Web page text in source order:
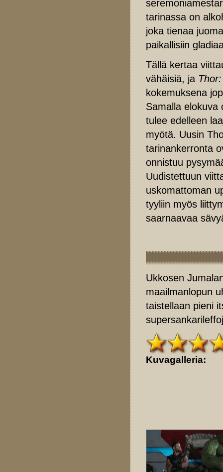
tarinassa on
joka tienaa
paikallisiin
Tällä kertaa
vähäisiä, ja
kokemuksena
Samalla elokuva
tulee edelleen
myötä. Uusin
tarinankerronta
onnistuu
Uudistettuun
uskomattoman
tyyliin myös
saarnaavaa
Ukkosen
maailmanlopun
taistellaan pieni
Kuvagalleria: